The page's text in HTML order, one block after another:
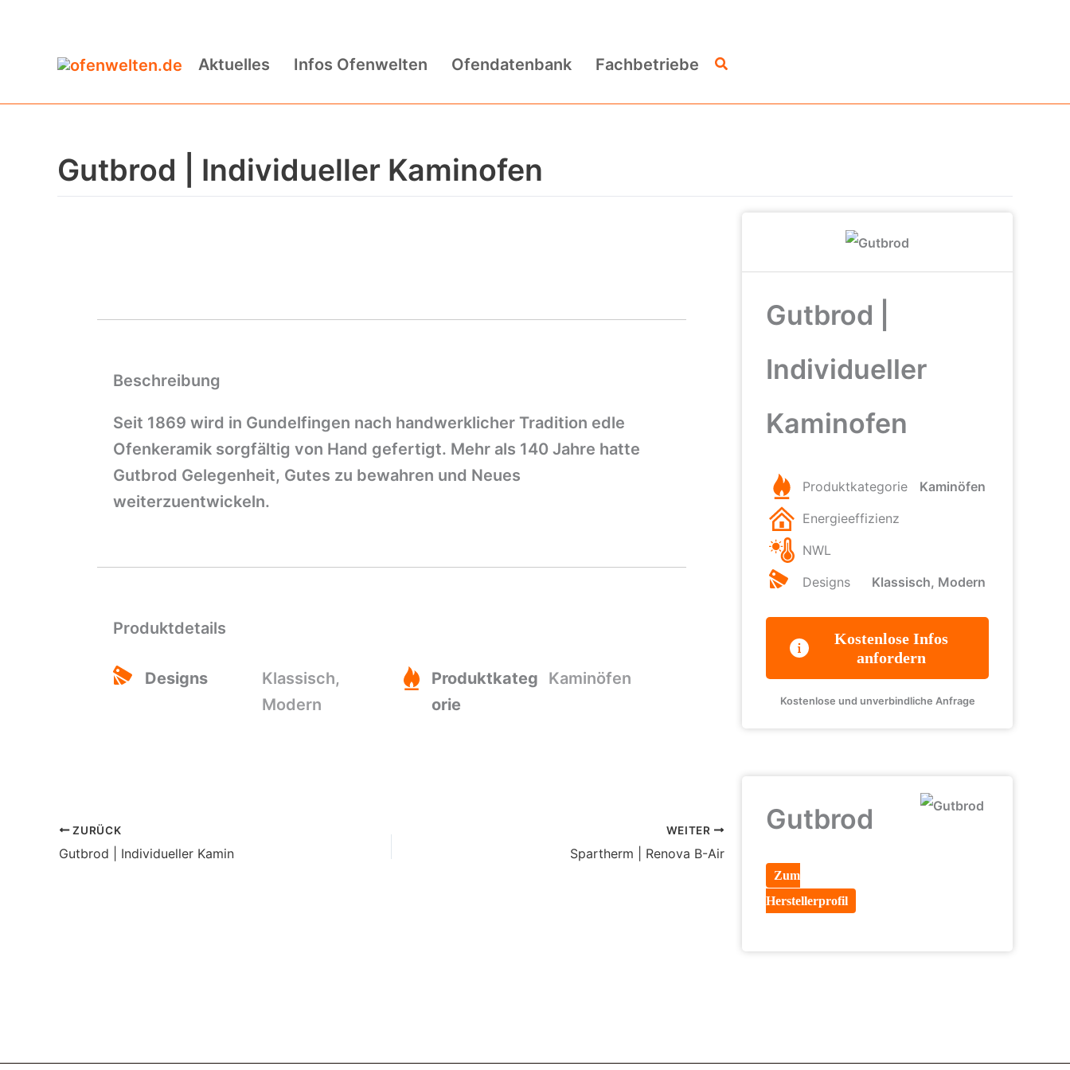
springen
Aktuelles Infos Ofenwelten Ofendatenbank Fachbetriebe Suchen
Gutbrod | Individueller Kaminofen
Beschreibung
Seit 1869 wird in Gundelfingen nach handwerklicher Tradition edle
Ofenkeramik sorgfältig von Hand gefertigt. Mehr als 140 Jahre hatte
Gutbrod Gelegenheit, Gutes zu bewahren und Neues
weiterzuentwickeln.
Produktdetails
Designs
Klassisch,
Modern
Produktkateg
orie
Kaminöfen
ZURÜCK
Gutbrod | Individueller Kamin
WEITER
Spartherm | Renova B-Air
Gutbrod |
Individueller
Kaminofen
Produktkategorie
Kaminöfen
Energieeffizienz
NWL
Designs
Klassisch, Modern
Kostenlose Infos
anfordern
Kostenlose und unverbindliche Anfrage
Gutbrod
Zum
Herstellerprofil